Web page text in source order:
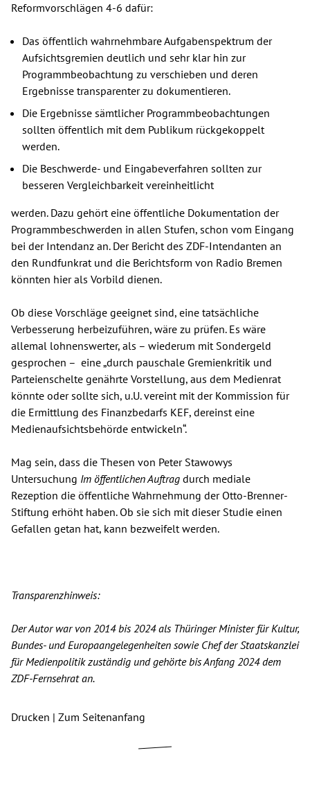
Reformvorschlägen 4-6 dafür:
Das öffentlich wahrnehmbare Aufgabenspektrum der
Aufsichtsgremien deutlich und sehr klar hin zur
Programmbeobachtung zu verschieben und deren
Ergebnisse transparenter zu dokumentieren.
Die Ergebnisse sämtlicher Programmbeobachtungen
sollten öffentlich mit dem Publikum rückgekoppelt
werden.
Die Beschwerde- und Eingabeverfahren sollten zur
besseren Vergleichbarkeit vereinheitlicht
werden. Dazu gehört eine öffentliche Dokumentation der
Programmbeschwerden in allen Stufen, schon vom Eingang
bei der Intendanz an. Der Bericht des ZDF-Intendanten an
den Rundfunkrat und die Berichtsform von Radio Bremen
könnten hier als Vorbild dienen.
Ob diese Vorschläge geeignet sind, eine tatsächliche
Verbesserung herbeizuführen, wäre zu prüfen. Es wäre
allemal lohnenswerter, als – wiederum mit Sondergeld
gesprochen – eine „durch pauschale Gremienkritik und
Parteienschelte genährte Vorstellung, aus dem Medienrat
könnte oder sollte sich, u.U. vereint mit der Kommission für
die Ermittlung des Finanzbedarfs KEF, dereinst eine
Medienaufsichtsbehörde entwickeln“.
Mag sein, dass die Thesen von Peter Stawowys
Untersuchung Im öffentlichen Auftrag durch mediale
Rezeption die öffentliche Wahrnehmung der Otto-Brenner-
Stiftung erhöht haben. Ob sie sich mit dieser Studie einen
Gefallen getan hat, kann bezweifelt werden.
Transparenzhinweis:
Der Autor war von 2014 bis 2024 als Thüringer Minister für Kultur,
Bundes- und Europaangelegenheiten sowie Chef der Staatskanzlei
für Medienpolitik zuständig und gehörte bis Anfang 2024 dem
ZDF-Fernsehrat an.
Drucken | Zum Seitenanfang